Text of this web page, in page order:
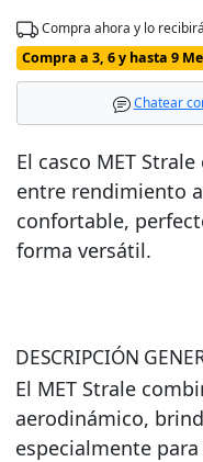
Compra ahora y lo
Compra a 3, 6 y hasta 9
Chatear
El casco MET
entre rendimiento
confortable,
forma versátil.
DESCRIPCIÓN
El MET Strale
aerodinámico,
especialmente